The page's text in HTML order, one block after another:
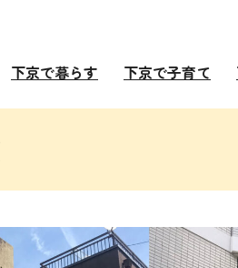
下京で暮らす 下京で子育て